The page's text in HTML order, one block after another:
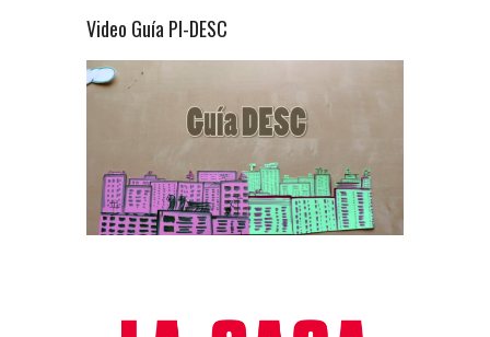
Video Guía PI-DESC